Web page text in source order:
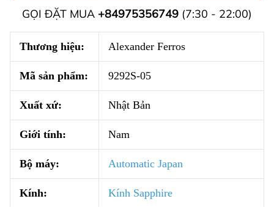
GỌI ĐẶT MUA +84975356749 (7:30 - 22:00)
Thương hiệu: Alexander Ferros
Mã sản phẩm: 9292S-05
Xuất xứ: Nhật Bản
Giới tính: Nam
Bộ máy: Automatic Japan
Kính: Kính Sapphire